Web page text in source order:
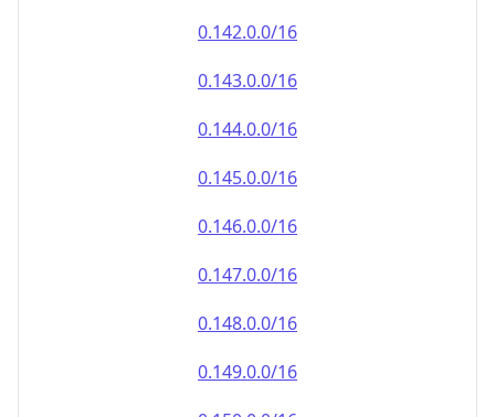
0.142.0.0/16
0.143.0.0/16
0.144.0.0/16
0.145.0.0/16
0.146.0.0/16
0.147.0.0/16
0.148.0.0/16
0.149.0.0/16
0.150.0.0/16